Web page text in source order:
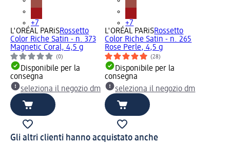
+7
L'ORÉAL PARiSRossetto
Color Riche Satin - n. 373
Magnetic Coral, 4,5 g
(0)
Disponibile per la
consegna
seleziona il negozio dm
+7
L'ORÉAL PARiSRossetto
Color Riche Satin - n. 265
Rose Perle, 4,5 g
(28)
Disponibile per la
consegna
seleziona il negozio dm
Gli altri clienti hanno acquistato anche